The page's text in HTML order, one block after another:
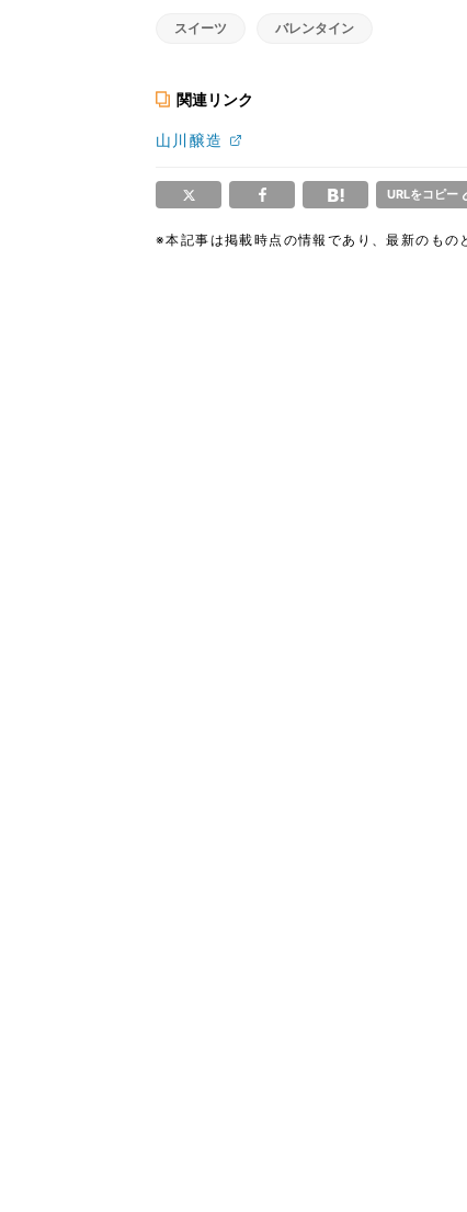
スイーツ バレンタイン
関連リンク
山川醸造
URLをコピー
※本記事は掲載時点の情報であり、最新のもの